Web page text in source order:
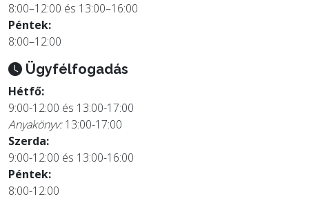
8:00–12:00 és 13:00–16:00
Péntek:
8:00–12:00
Ügyfélfogadás
Hétfő:
9:00-12:00 és 13:00-17:00
Anyakönyv:13:00-17:00
Szerda:
9:00-12:00 és 13:00-16:00
Péntek:
8:00-12:00